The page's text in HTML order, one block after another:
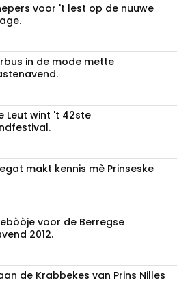
voor 't lest op de nuuwe
in de mode mette
Leut wint 't 42ste
makt kennis mè Prinseske
voor de Berregse
2012.
de Krabbekes van Prins Nilles